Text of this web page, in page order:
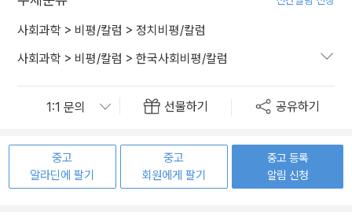
사회과학 > 비평/칼럼 > 정치비평/칼럼
사회과학 > 비평/칼럼 > 한국사회비평/칼럼
선물하기 공유하기
중고
알라딘에 팔기
중고
회원에게 팔기
중고 등록
알림 신청